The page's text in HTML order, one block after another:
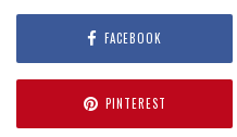
FACEBOOK
PINTEREST